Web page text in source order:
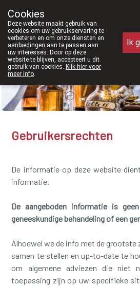
011/610300
Gebruikersrechten
De informatie op deze website
informatie.
De aangeboden informatie is
geneeskundige behandeling of een
Alhoewel we de info met de grootste
samen te stellen en up-to-date te
om algemene adviezen die niet
toepassing zijn op uw specifieke
Cookies
Deze website maakt gebruik van
cookies om uw gebruikservaring te
verbeteren en om onze diensten en
aanbiedingen aan te passen aan
uw interesses. Door op deze
website te blijven, accepteert u dit
gebruik van cookies. Klik hier voor
meer info.
Ik